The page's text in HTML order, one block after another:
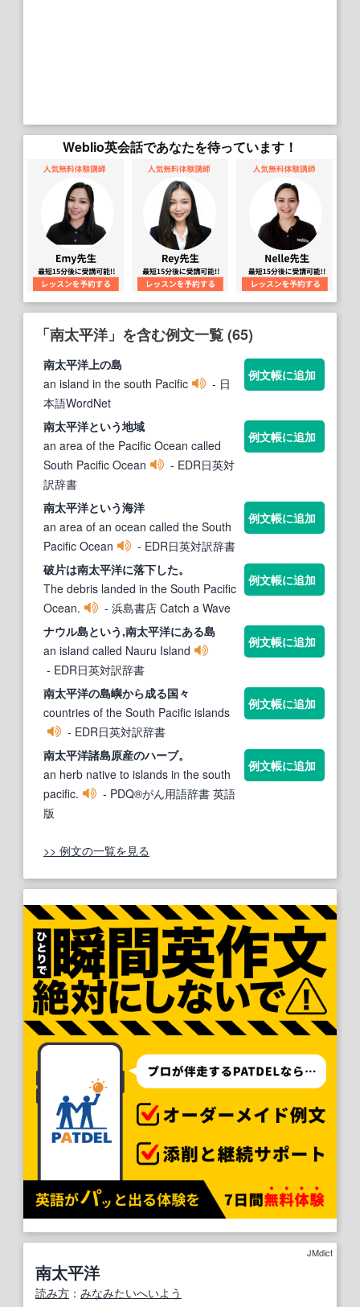
Weblio英会話であなたを待っています！
「南太平洋」を含む例文一覧 (65)
南太平洋 上の島
an island in the south Pacific
- 日
本語WordNet
例文帳に追加
南太平洋という地域
an area of the Pacific Ocean called
South Pacific Ocean
- EDR日英対
訳辞書
例文帳に追加
南太平洋という海洋
an area of an ocean called the South
Pacific Ocean
- EDR日英対訳辞書
例文帳に追加
破片は南太平洋に落下した。
The debris landed in the South Pacific
Ocean.
- 浜島書店 Catch a Wave
例文帳に追加
ナウル島という,南太平洋にある島
an island called Nauru Island
- EDR日英対訳辞書
例文帳に追加
南太平洋の島嶼から成る国々
countries of the South Pacific islands
- EDR日英対訳辞書
例文帳に追加
南太平洋諸島原産のハーブ。
an herb native to islands in the south
pacific.
- PDQ®がん用語辞書 英語
版
例文帳に追加
>> 例文の一覧を見る
JMdict
南太平洋
読み方 ： みなみたいへいよう